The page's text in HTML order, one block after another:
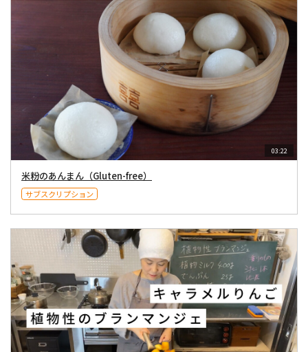
03:22
米粉のあんまん（Gluten-free）
サブスクリプション